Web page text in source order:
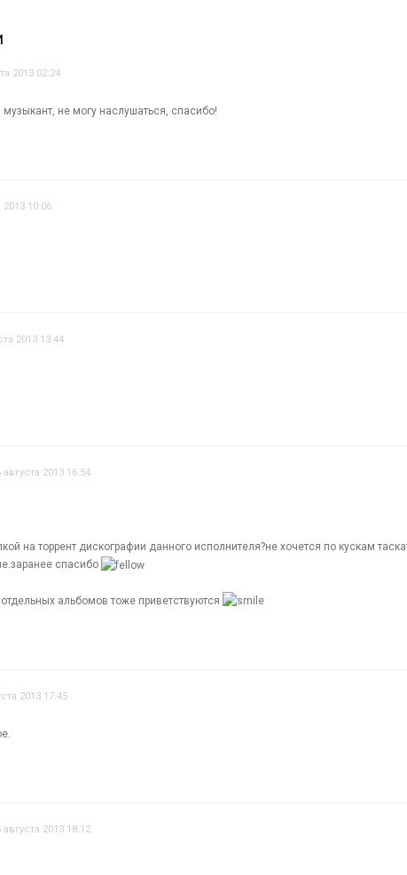
2013 02:24
не могу наслушаться, спасибо!
2013 10:06
2013 13:44
августа 2013 16:54
на торрент дискографии данного исполнителя?не хочется по кускам
спасибо
альбомов тоже приветствуются
2013 17:45
августа 2013 18:12